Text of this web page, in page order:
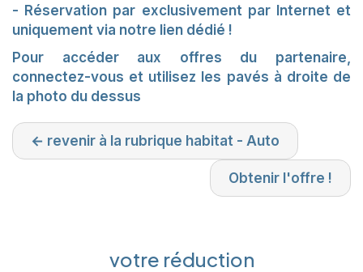
- Réservation par exclusivement par Internet et
uniquement via notre lien dédié !
Pour accéder aux offres du partenaire,
connectez-vous et utilisez les pavés à droite de
la photo du dessus
← revenir à la rubrique habitat - Auto
Obtenir l'offre !
votre réduction